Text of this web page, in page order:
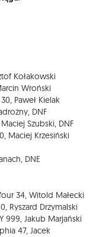
Kołakowski
Wroński
Paweł Kielak
DNF
Maciej Szubski, DNF
Maciej Krzesiński
DNE
34, Witold Małecki
Ryszard Drzymalski
999, Jakub Marjański
47, Jacek